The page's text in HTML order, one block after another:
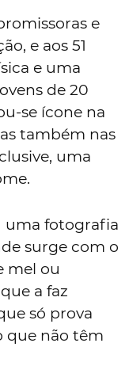
e
e aos 51
e uma
de 20
se ícone na
também nas
uma
uma fotografia
surge com o
mel ou
a faz
só prova
que não têm